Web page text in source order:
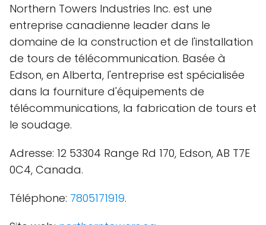
Northern Towers Industries Inc. est une
entreprise canadienne leader dans le
domaine de la construction et de l'installation
de tours de télécommunication. Basée à
Edson, en Alberta, l'entreprise est spécialisée
dans la fourniture d'équipements de
télécommunications, la fabrication de tours et
le soudage.
Adresse: 12 53304 Range Rd 170, Edson, AB T7E
0C4, Canada.
Téléphone: 7805171919.